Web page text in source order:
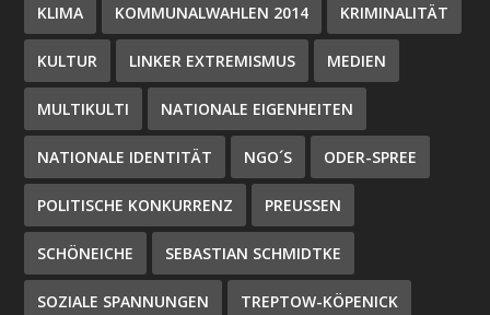
KLIMA KOMMUNALWAHLEN 2014 KRIMINALITÄT
KULTUR LINKER EXTREMISMUS MEDIEN
MULTIKULTI NATIONALE EIGENHEITEN
NATIONALE IDENTITÄT NGO´S ODER-SPREE
POLITISCHE KONKURRENZ PREUSSEN
SCHÖNEICHE SEBASTIAN SCHMIDTKE
SOZIALE SPANNUNGEN TREPTOW-KÖPENICK